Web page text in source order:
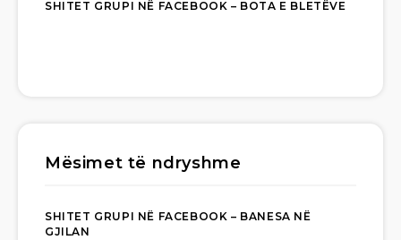
SHITET GRUPI NË FACEBOOK – BOTA E BLETËVE
Mësimet të ndryshme
SHITET GRUPI NË FACEBOOK – BANESA NË
GJILAN